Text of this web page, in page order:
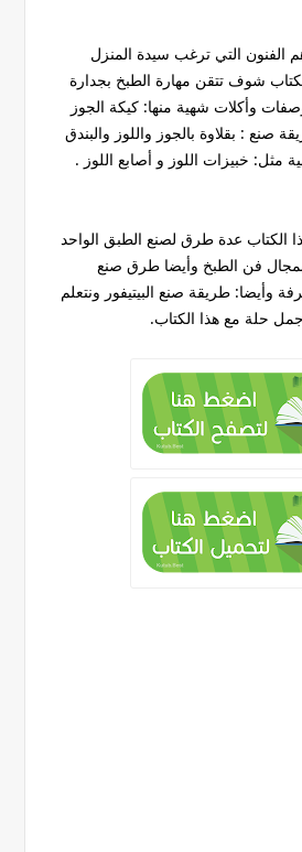
الفنون التي ترغب سيدة المنزل
شوف تتقن مهارة الطبخ بجدارة
وأكلات شهية منها: كيكة الجوز
صنع : بقلاوة بالجوز واللوز والبندق
مثل: خبيزات اللوز و أصابع اللوز .
الكتاب عدة طرق لصنع الطبق الواحد
فن الطبخ وأيضا طرق صنع
وأيضا: طريقة صنع البيتيفور ونتعلم
حلة مع هذا الكتاب.